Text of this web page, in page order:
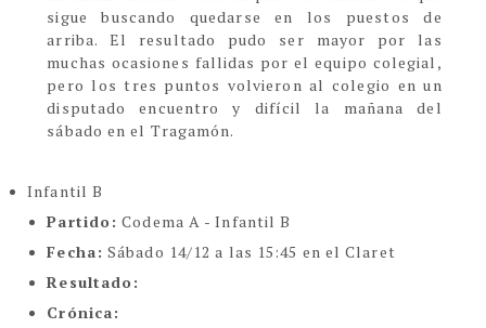
sigue buscando quedarse en los puestos de
arriba. El resultado pudo ser mayor por las
muchas ocasiones fallidas por el equipo colegial,
pero los tres puntos volvieron al colegio en un
disputado encuentro y difícil la mañana del
sábado en el Tragamón.
Infantil B
Partido: Codema A - Infantil B
Fecha: Sábado 14/12 a las 15:45 en el Claret
Resultado:
Crónica: